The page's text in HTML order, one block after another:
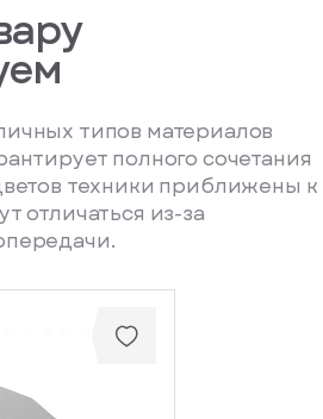
типов материалов
полного сочетания
техники приближены к
отличаться из-за